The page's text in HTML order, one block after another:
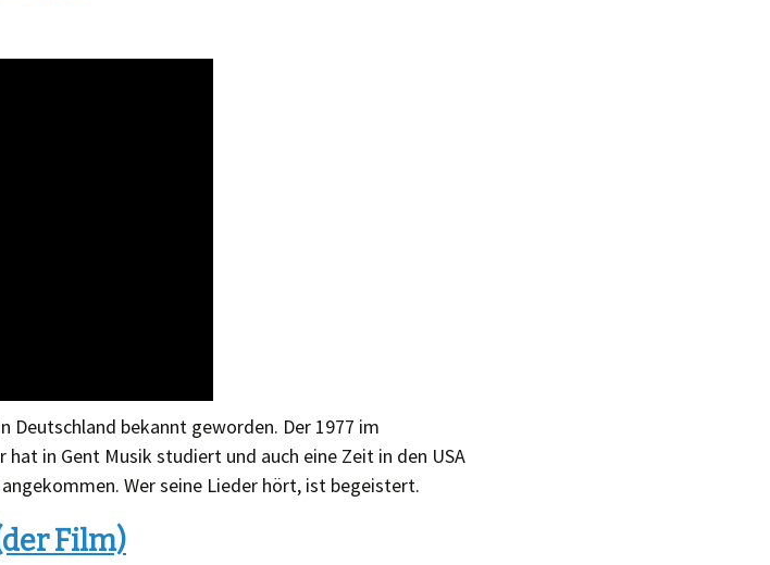
Deutschland bekannt geworden. Der 1977 im
in Gent Musik studiert und auch eine Zeit in den USA
Wer seine Lieder hört, ist begeistert.
Film)